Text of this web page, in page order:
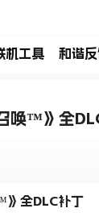
机工具 和谐
唤™》全
》全DLC补丁